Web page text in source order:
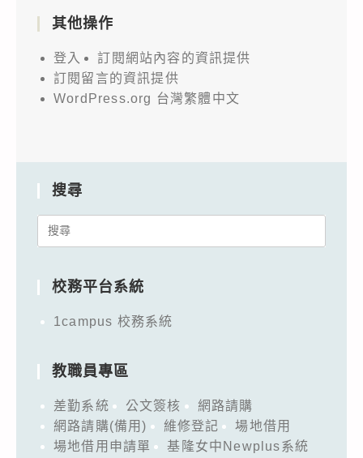
其他操作
登入
訂閱網站內容的資訊提供
訂閱留言的資訊提供
WordPress.org 台灣繁體中文
搜尋
Search
校務平台系統
1campus 校務系統
教職員專區
差勤系統 公文簽核
網路請購
網路請購(備用)
維修登記
場地借用
場地借用申請單
基隆女中Newplus系統